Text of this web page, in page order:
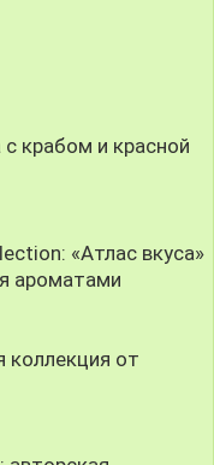
крабом и красной
«Атлас вкуса»
ароматами
коллекция от